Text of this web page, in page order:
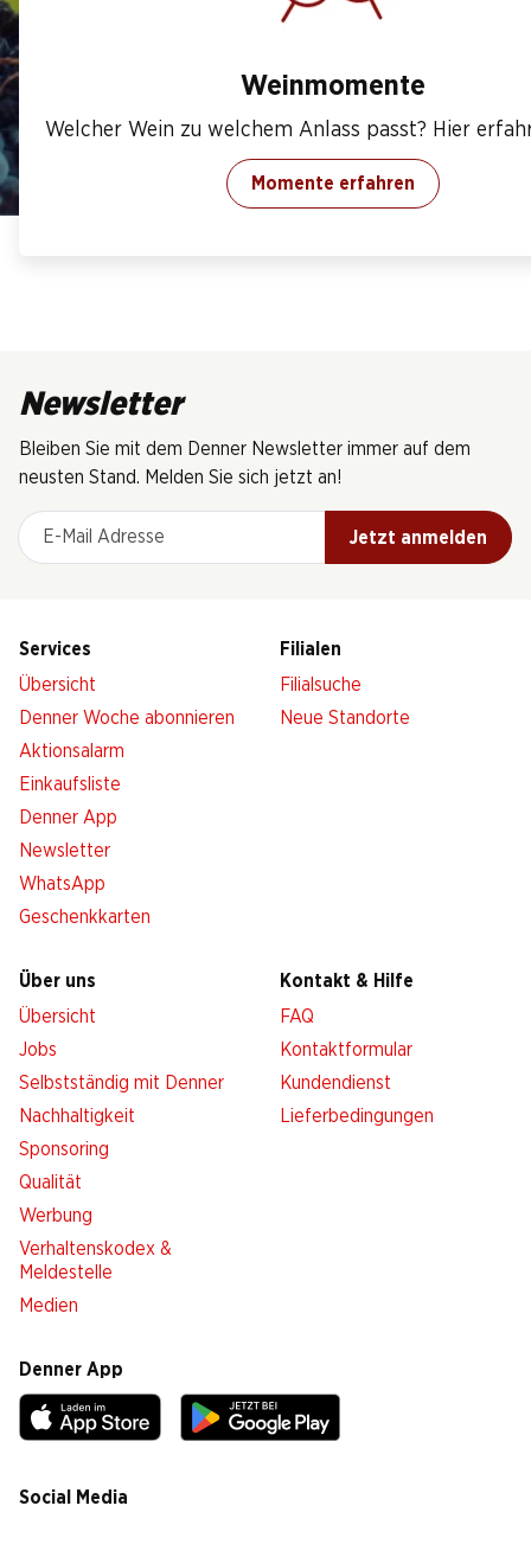
Weinmomente
Welcher Wein zu welchem Anlass passt? Hier
Momente erfahren
Newsletter
Bleiben Sie mit dem Denner Newsletter immer auf dem
neusten Stand. Melden Sie sich jetzt an!
E-Mail Adresse
Jetzt anmelden
Services
Übersicht
Denner Woche abonnieren
Aktionsalarm
Einkaufsliste
Denner App
Newsletter
WhatsApp
Geschenkkarten
Filialen
Filialsuche
Neue Standorte
Über uns
Übersicht
Jobs
Selbstständig mit Denner
Nachhaltigkeit
Sponsoring
Qualität
Werbung
Verhaltenskodex &
Meldestelle
Medien
Kontakt & Hilfe
FAQ
Kontaktformular
Kundendienst
Lieferbedingungen
Denner App
Social Media